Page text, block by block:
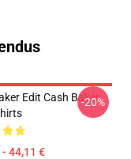
Edit Cash Baker
44,11 €
-20%